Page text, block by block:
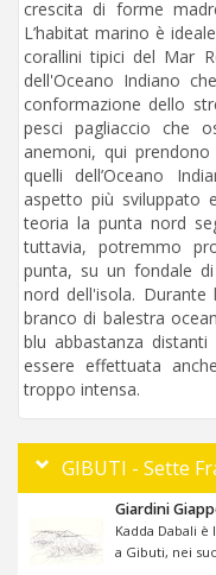
crescita di forme
L’habitat marino è
corallini tipici del Mar
dell'Oceano Indiano
conformazione dello
pesci pagliaccio che
anemoni, qui
quelli dell’Oceano
aspetto più sviluppato
teoria la punta nord
tuttavia, potremmo
punta, su un fondale
nord dell'isola.
branco di balestra
blu abbastanza
essere effettuata
troppo intensa.
GIBUTI - Sette
Giardini
Kadda Dabali
a Gibuti, nei